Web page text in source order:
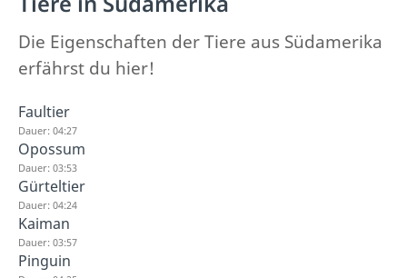
Die Eigenschaften der Tiere aus Südamerika
erfährst du hier!
Faultier
Dauer: 04:27
Opossum
Dauer: 03:53
Gürteltier
Dauer: 04:24
Kaiman
Dauer: 03:57
Pinguin